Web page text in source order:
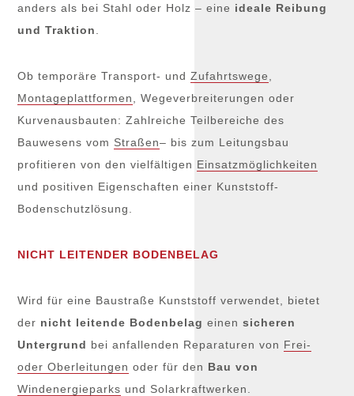
anders als bei Stahl oder Holz – eine ideale Reibung
und Traktion
Ob temporäre Transport- undZufahrtswege
Montageplattformen
, Wegeverbreiterungen oder
Kurvenausbauten: Zahlreiche Teilbereiche des
Bauwesens vom Straßen– bis zum Leitungsbau
profitieren von den vielfältigen Einsatzmöglichkeiten
und positiven Eigenschaften einer Kunststoff-
Bodenschutzlösung.
NICHT LEITENDER BODENBELAG
Wird für eine Baustraße Kunststoff verwendet, bietet
der nicht leitende Bodenbelag einensicheren
Untergrund bei anfallenden Reparaturen von Frei-
oder Oberleitungen oder für den Bau von
Windenergieparks und Solarkraftwerken.